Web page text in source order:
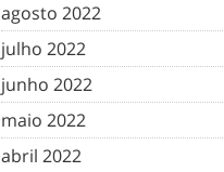
agosto 2022
julho 2022
junho 2022
maio 2022
abril 2022